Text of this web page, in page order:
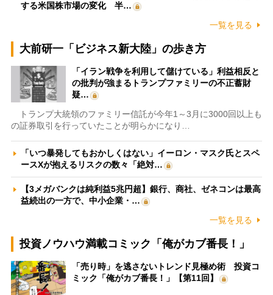
する米国株市場の変化 半…
一覧を見る
大前研一「ビジネス新大陸」の歩き方
「イラン戦争を利用して儲けている」利益相反と
の批判が強まるトランプファミリーの不正蓄財
疑…
トランプ大統領のファミリー信託が今年1～3月に3000回以上も
の証券取引を行っていたことが明らかになり…
「いつ暴発してもおかしくはない」イーロン・マスク氏とスペ
ースXが抱えるリスクの数々「絶対…
【3メガバンクは純利益5兆円超】銀行、商社、ゼネコンは最高
益続出の一方で、中小企業・…
一覧を見る
投資ノウハウ満載コミック「俺がカブ番長！」
「売り時」を逃さないトレンド見極め術 投資コ
ミック「俺がカブ番長！」【第11回】